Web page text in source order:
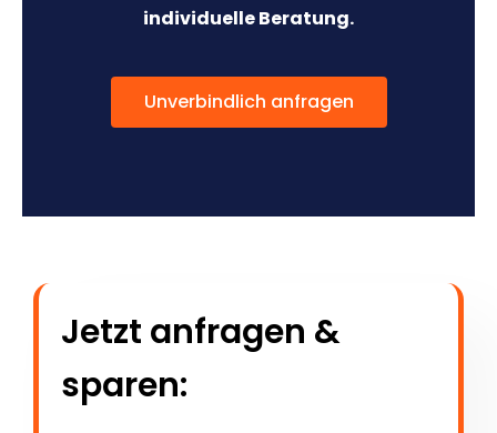
individuelle Beratung.
Unverbindlich anfragen
Jetzt anfragen &
sparen: